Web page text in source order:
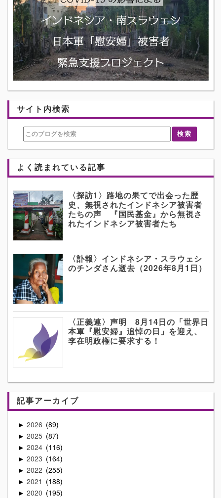
サイト内検索
よく読まれている記事
〈探訪1〉路地の果てで出会った歴
史、無視されたインドネシア被害者
たちの声 『国民基金』から無視さ
れたインドネシア被害者たち
〈訃報〉インドネシア・スラウェシ
のチンダさん逝去（2026年8月1日）
〈正義連〉声明 8月14日の「世界日
本軍『慰安婦』追悼の日」を迎え、
李在明政権に要求する！
記事アーカイブ
► 2026 89
► 2025 87
► 2024 116
► 2023 164
► 2022 255
► 2021 188
► 2020 195